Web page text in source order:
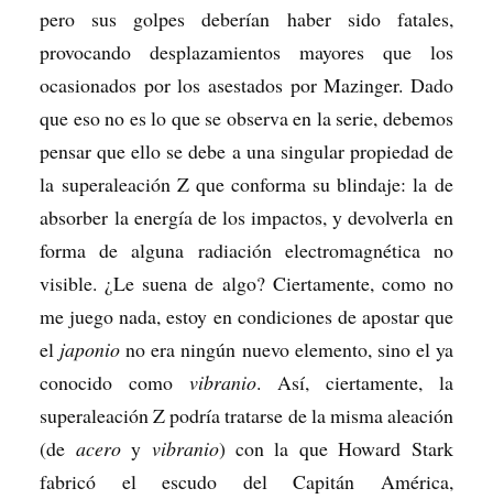
pero sus golpes deberían haber sido fatales,
provocando desplazamientos mayores que los
ocasionados por los asestados por Mazinger. Dado
que eso no es lo que se observa en la serie, debemos
pensar que ello se debe a una singular propiedad de
la superaleación Z que conforma su blindaje: la de
absorber la energía de los impactos, y devolverla en
forma de alguna radiación electromagnética no
visible. ¿Le suena de algo? Ciertamente, como no
me juego nada, estoy en condiciones de apostar que
el japonio no era ningún nuevo elemento, sino el ya
conocido comovibranio. Así, ciertamente, la
superaleación Z podría tratarse de la misma aleación
(de aceroy vibranio) con la que Howard Stark
fabricó el escudo del Capitán América,